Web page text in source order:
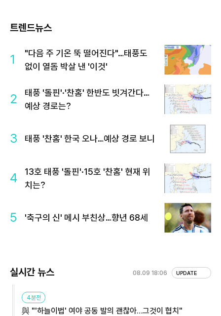
트렌드뉴스
1
"다음 주 기온 뚝 떨어진다"…태풍도
없이 열돔 박살 낸 '이것'
2
태풍 '돌핀'·'찬홈' 한반도 빗겨간다…
예상 경로는?
3 태풍 '찬홈' 한국 오나…예상 경로 보니
4
13호 태풍 '돌핀'·15호 '찬홈' 현재 위
치는?
5 '축구의 신' 메시 부친상…향년 68세
실시간 뉴스 08.09 18:06 UPDATE
4분전
與 "'하늘이법' 여야 공동 발의 괜찮아…그것이 협치"